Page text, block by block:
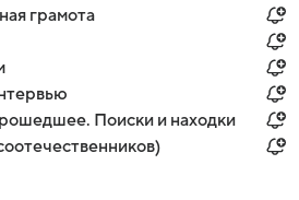
грамота
Поиски и находки